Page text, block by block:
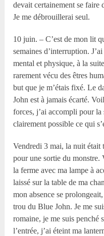
devait certainement se faire
Je me débrouillerai seul.
10 juin. – C’est de mon lit
semaines d’interruption.
mental et physique, à la
rarement vécu des êtres
but que je m’étais fixé. Le
John est à jamais écarté.
forces, j’ai accompli pour la
clairement possible ce qui
Vendredi 3 mai, la nuit était
pour une sortie du monstre.
la ferme avec ma lampe à
laissé sur la table de ma
mon absence se
trou du Blue John. Je me
romaine, je me suis penché
l’entrée, j’ai éteint ma